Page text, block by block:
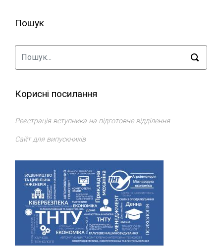
Пошук
Корисні посилання
Реєстрація вступника на підготовче відділення
Сайт для випускників